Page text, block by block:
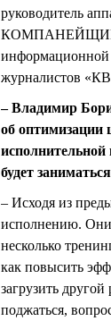
руководитель
информационной
журналистов
– Владимир
об оптимизации
исполнительной
будет
– Исходя из
исполнению. Они
несколько
как повысить
загрузить
поджаться,